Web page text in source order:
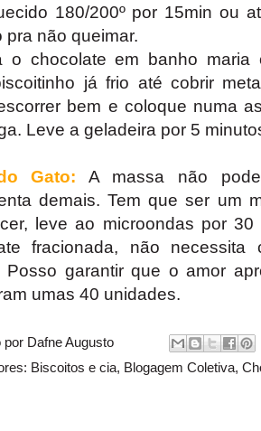
180/200º por 15min ou
pra não queimar.
o chocolate em banho maria
já frio até cobrir
bem e coloque numa
Leve a geladeira por 5
Gato: A massa não
demais. Tem que ser um
leve ao microondas por
fracionada, não
Posso garantir que o amor
umas 40 unidades.
por Dafne Augusto
Biscoitos e cia, Blogagem Coletiva,